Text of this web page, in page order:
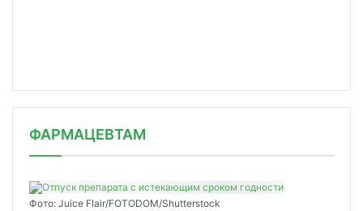
ФАРМАЦЕВТАМ
Фото: Juice Flair/FOTODOM/Shutterstoсk